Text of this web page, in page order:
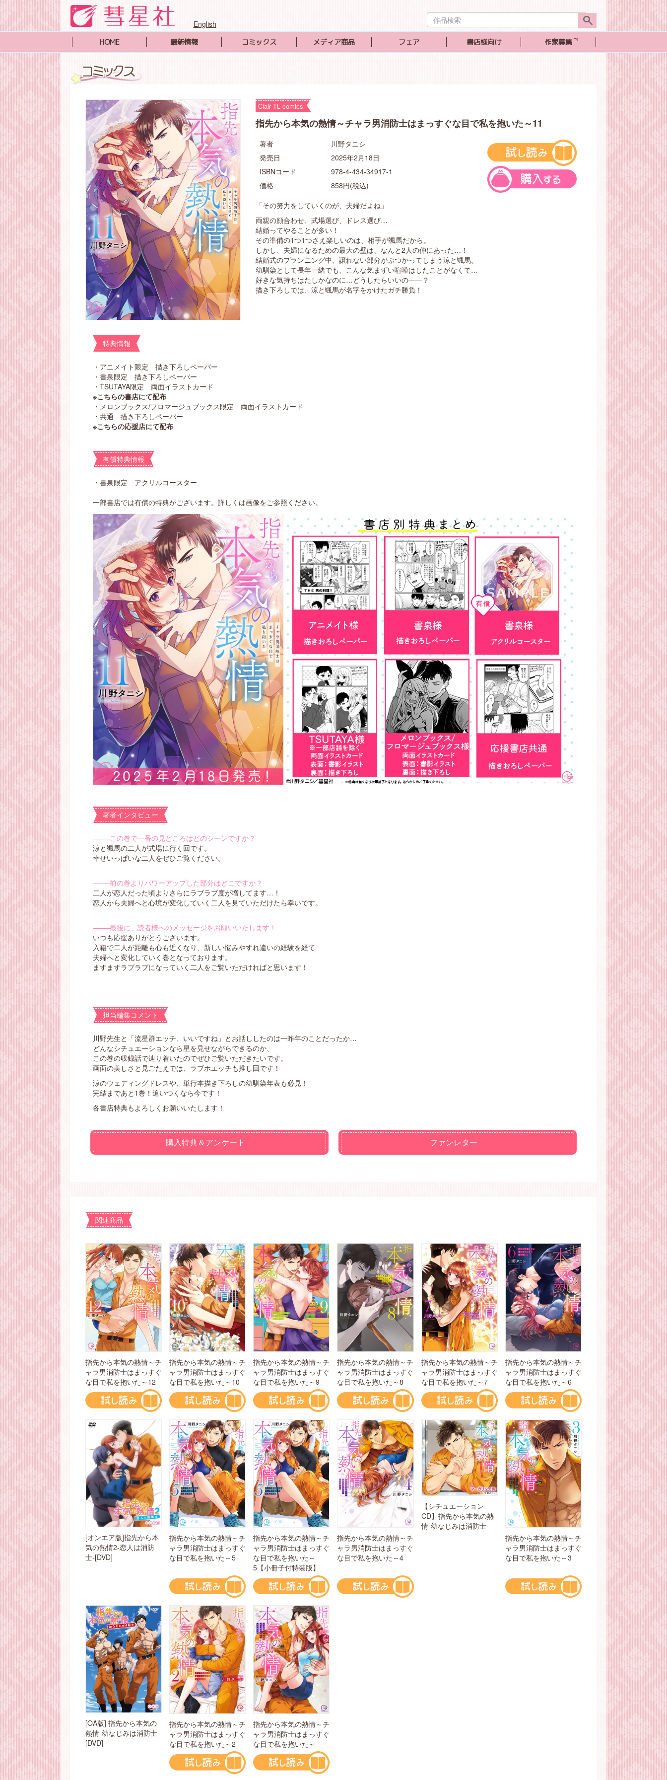
English
作
品
検
HOME 最新情報 コミックス メディア商品 フェア 書店様向け 作家募集
Clair TL comics
指先から本気の熱情～チャラ男消防士はまっすぐな目で私を抱いた～11
著者
川野タニシ
発売日
2025年2月18日
ISBNコード
978-4-434-34917-1
価格
858円(税込)
「その努力をしていくのが、夫婦だよね」
両親の顔合わせ、式場選び、ドレス選び…
結婚ってやることが多い！
その準備の1つ1つさえ楽しいのは、相手が颯馬だから。
しかし、夫婦になるための最大の壁は、なんと2人の仲にあった…！
結婚式のプランニング中、譲れない部分がぶつかってしまう涼と颯馬。
幼馴染として長年一緒でも、こんな気まずい喧嘩はしたことがなくて…
好きな気持ちはたしかなのに…どうしたらいいの――？
描き下ろしでは、涼と颯馬が名字をかけたガチ勝負！
特典情報
・アニメイト限定 描き下ろしペーパー
・書泉限定 描き下ろしペーパー
・TSUTAYA限定 両面イラストカード
※こちらの書店にて配布
・メロンブックス/フロマージュブックス限定 両面イラストカード
・共通 描き下ろしペーパー
※こちらの応援店にて配布
有償特典情報
・書泉限定 アクリルコースター
一部書店では有償の特典がございます。詳しくは画像をご参照ください。
著者インタビュー
―――この巻で一番の見どころはどのシーンですか？
涼と颯馬の二人が式場に行く回です。
幸せいっぱいな二人をぜひご覧ください。
―――前の巻よりパワーアップした部分はどこですか？
二人が恋人だった頃よりさらにラブラブ度が増してます…！
恋人から夫婦へと心境が変化していく二人を見ていただけたら幸いです。
―――最後に、読者様へのメッセージをお願いいたします！
いつも応援ありがとうございます。
入籍で二人が距離も心も近くなり、新しい悩みやすれ違いの経験を経て
夫婦へと変化していく巻となっております。
ますますラブラブになっていく二人をご覧いただければと思います！
担当編集コメント
川野先生と「流星群エッチ、いいですね」とお話ししたのは一昨年のことだったか…
どんなシチュエーションなら星を見せながらできるのか、
この巻の収録話で辿り着いたのでぜひご覧いただきたいです。
画面の美しさと見ごたえでは、ラブホエッチも推し回です！
涼のウェディングドレスや、単行本描き下ろしの幼馴染年表も必見！
完結まであと1巻！追いつくなら今です！
各書店特典もよろしくお願いいたします！
購入特典＆アンケート ファンレター
関連商品
指先から本気の熱情～チ
ャラ男消防士はまっすぐ
な目で私を抱いた～12
指先から本気の熱情～チ
ャラ男消防士はまっすぐ
な目で私を抱いた～10
指先から本気の熱情～チ
ャラ男消防士はまっすぐ
な目で私を抱いた～9
指先から本気の熱情～チ
ャラ男消防士はまっすぐ
な目で私を抱いた～8
指先から本気の熱情～チ
ャラ男消防士はまっすぐ
な目で私を抱いた～7
指先から本気の熱情～チ
ャラ男消防士はまっすぐ
な目で私を抱いた～6
[オンエア版]指先から本
気の熱情2-恋人は消防
士-[DVD]
指先から本気の熱情～チ
ャラ男消防士はまっすぐ
な目で私を抱いた～5
指先から本気の熱情～チ
ャラ男消防士はまっすぐ
な目で私を抱いた～
5【小冊子付特装版】
指先から本気の熱情～チ
ャラ男消防士はまっすぐ
な目で私を抱いた～4
【シチュエーション
CD】指先から本気の熱
情-幼なじみは消防士-
指先から本気の熱情～チ
ャラ男消防士はまっすぐ
な目で私を抱いた～3
[OA版] 指先から本気の
熱情-幼なじみは消防士-
[DVD]
指先から本気の熱情～チ
ャラ男消防士はまっすぐ
な目で私を抱いた～2
指先から本気の熱情～チ
ャラ男消防士はまっすぐ
な目で私を抱いた～